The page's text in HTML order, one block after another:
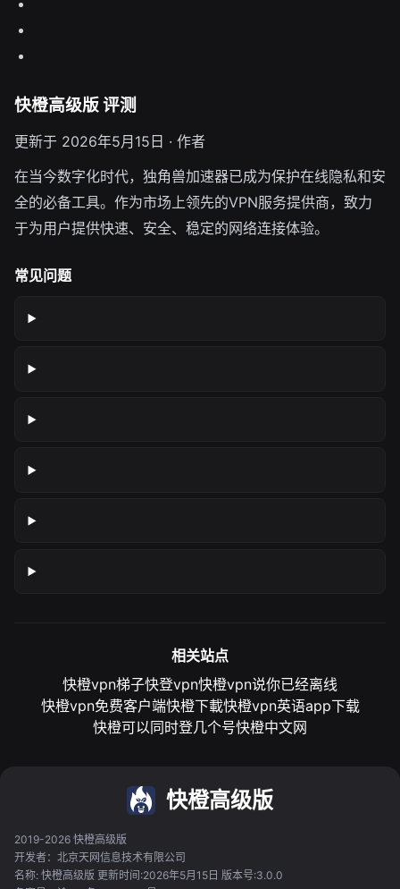
快橙高级版 评测
更新于 2026年5月15日 · 作者
在当今数字化时代，独角兽加速器已成为保护在线隐私和安
全的必备工具。作为市场上领先的VPN服务提供商，致力
于为用户提供快速、安全、稳定的网络连接体验。
常见问题
相关站点
快橙vpn梯子快登vpn快橙vpn说你已经离线
快橙vpn免费客户端快橙下載快橙vpn英语app下载
快橙可以同时登几个号快橙中文网
快橙高级版
2019-2026 快橙高级版
开发者：北京天网信息技术有限公司
名称: 快橙高级版 更新时间:2026年5月15日 版本号:3.0.0